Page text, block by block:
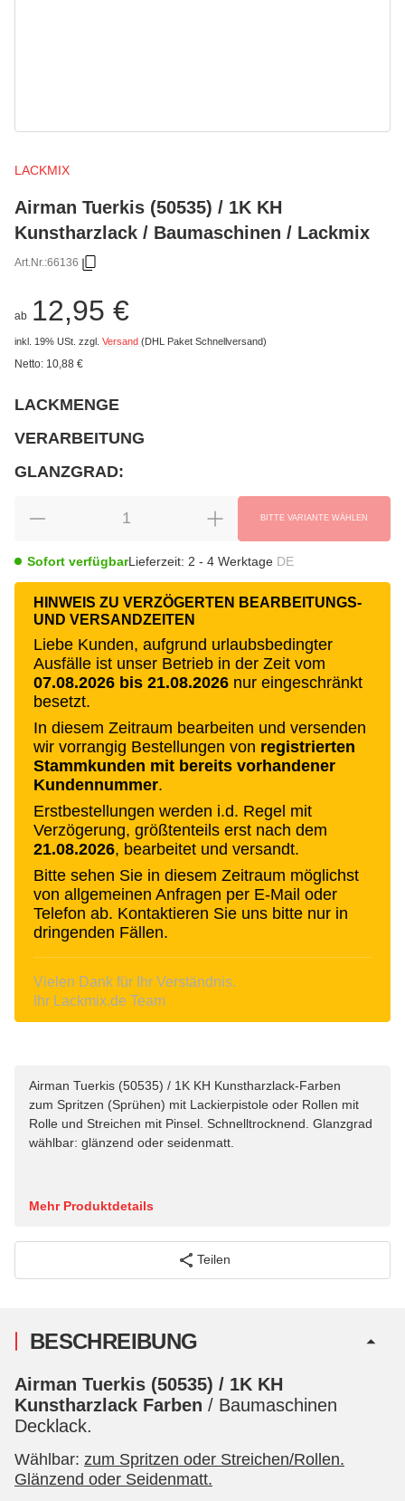
LACKMIX
Airman Tuerkis (50535) / 1K KH
Kunstharzlack / Baumaschinen / Lackmix
Art.Nr.:66136
ab 12,95 €
inkl. 19% USt. zzgl. Versand (DHL Paket Schnellversand)
Netto: 10,88 €
LACKMENGE
VERARBEITUNG
GLANZGRAD:
BITTE VARIANTE WÄHLEN
Sofort verfügbarLieferzeit: 2 - 4 Werktage DE
HINWEIS ZU VERZÖGERTEN BEARBEITUNGS-
UND VERSANDZEITEN
Liebe Kunden, aufgrund urlaubsbedingter
Ausfälle ist unser Betrieb in der Zeit vom
07.08.2026 bis 21.08.2026 nur eingeschränkt
besetzt.
In diesem Zeitraum bearbeiten und versenden
wir vorrangig Bestellungen von registrierten
Stammkunden mit bereits vorhandener
Kundennummer.
Erstbestellungen werden i.d. Regel mit
Verzögerung, größtenteils erst nach dem
21.08.2026, bearbeitet und versandt.
Bitte sehen Sie in diesem Zeitraum möglichst
von allgemeinen Anfragen per E-Mail oder
Telefon ab. Kontaktieren Sie uns bitte nur in
dringenden Fällen.
Vielen Dank für Ihr Verständnis.
Ihr Lackmix.de Team
Airman Tuerkis (50535) / 1K KH Kunstharzlack-Farben
zum Spritzen (Sprühen) mit Lackierpistole oder Rollen mit
Rolle und Streichen mit Pinsel. Schnelltrocknend. Glanzgrad
wählbar: glänzend oder seidenmatt.
Mehr Produktdetails
Teilen
BESCHREIBUNG
Airman Tuerkis (50535) / 1K KH
Kunstharzlack Farben / Baumaschinen
Decklack.
Wählbar: zum Spritzen oder Streichen/Rollen.
Glänzend oder Seidenmatt.